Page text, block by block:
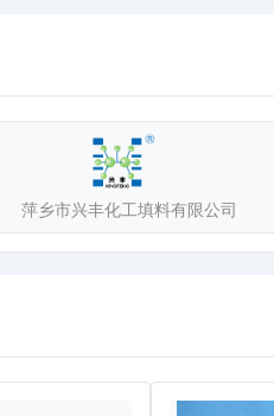
萍乡市兴丰化工填料有限公司